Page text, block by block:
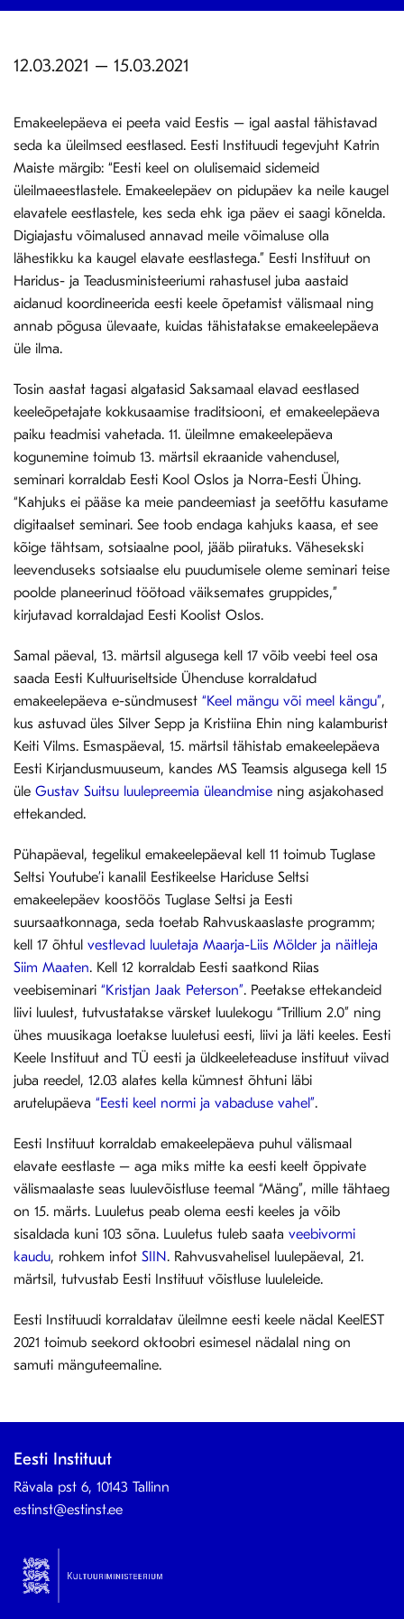
12.03.2021 – 15.03.2021
Emakeelepäeva ei peeta vaid Eestis – igal aastal tähistavad
seda ka üleilmsed eestlased. Eesti Instituudi tegevjuht Katrin
Maiste märgib: “Eesti keel on olulisemaid sidemeid
üleilmaeestlastele. Emakeelepäev on pidupäev ka neile kaugel
elavatele eestlastele, kes seda ehk iga päev ei saagi kõnelda.
Digiajastu võimalused annavad meile võimaluse olla
lähestikku ka kaugel elavate eestlastega.” Eesti Instituut on
Haridus- ja Teadusministeeriumi rahastusel juba aastaid
aidanud koordineerida eesti keele õpetamist välismaal ning
annab põgusa ülevaate, kuidas tähistatakse emakeelepäeva
üle ilma.
Tosin aastat tagasi algatasid Saksamaal elavad eestlased
keeleõpetajate kokkusaamise traditsiooni, et emakeelepäeva
paiku teadmisi vahetada. 11. üleilmne emakeelepäeva
kogunemine toimub 13. märtsil ekraanide vahendusel,
seminari korraldab Eesti Kool Oslos ja Norra-Eesti Ühing.
“Kahjuks ei pääse ka meie pandeemiast ja seetõttu kasutame
digitaalset seminari. See toob endaga kahjuks kaasa, et see
kõige tähtsam, sotsiaalne pool, jääb piiratuks. Vähesekski
leevenduseks sotsiaalse elu puudumisele oleme seminari teise
poolde planeerinud töötoad väiksemates gruppides,”
kirjutavad korraldajad Eesti Koolist Oslos.
Samal päeval, 13. märtsil algusega kell 17 võib veebi teel osa
saada Eesti Kultuuriseltside Ühenduse korraldatud
emakeelepäeva e-sündmusest “Keel mängu või meel kängu”,
kus astuvad üles Silver Sepp ja Kristiina Ehin ning kalamburist
Keiti Vilms. Esmaspäeval, 15. märtsil tähistab emakeelepäeva
Eesti Kirjandusmuuseum, kandes MS Teamsis algusega kell 15
üle Gustav Suitsu luulepreemia üleandmise ning asjakohased
ettekanded.
Pühapäeval, tegelikul emakeelepäeval kell 11 toimub Tuglase
Seltsi Youtube’i kanalil Eestikeelse Hariduse Seltsi
emakeelepäev koostöös Tuglase Seltsi ja Eesti
suursaatkonnaga, seda toetab Rahvuskaaslaste programm;
kell 17 õhtul vestlevad luuletaja Maarja-Liis Mölder ja näitleja
Siim Maaten. Kell 12 korraldab Eesti saatkond Riias
veebiseminari “Kristjan Jaak Peterson”. Peetakse ettekandeid
liivi luulest, tutvustatakse värsket luulekogu “Trillium 2.0” ning
ühes muusikaga loetakse luuletusi eesti, liivi ja läti keeles. Eesti
Keele Instituut and TÜ eesti ja üldkeeleteaduse instituut viivad
juba reedel, 12.03 alates kella kümnest õhtuni läbi
arutelupäeva “Eesti keel normi ja vabaduse vahel”.
Eesti Instituut korraldab emakeelepäeva puhul välismaal
elavate eestlaste – aga miks mitte ka eesti keelt õppivate
välismaalaste seas luulevõistluse teemal “Mäng”, mille tähtaeg
on 15. märts. Luuletus peab olema eesti keeles ja võib
sisaldada kuni 103 sõna. Luuletus tuleb saata veebivormi
kaudu, rohkem infot SIIN. Rahvusvahelisel luulepäeval, 21.
märtsil, tutvustab Eesti Instituut võistluse luuleleide.
Eesti Instituudi korraldatav üleilmne eesti keele nädal KeelEST
2021 toimub seekord oktoobri esimesel nädalal ning on
samuti mänguteemaline.
Eesti Instituut
Rävala pst 6, 10143 Tallinn
estinst@estinst.ee